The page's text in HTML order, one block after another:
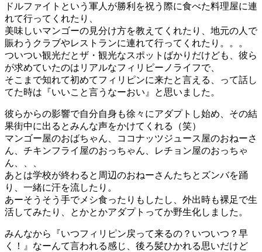
ドルファイトという軍人が勝利を祝う際に食べた料理屋に連
れて行ってくれたり、
美味しいマンゴーの見分け方を教えてくれたり、地元の人で
賑わうクラブやレストランに連れて行ってくれたり。。。
ついつい観光だとザ・観光なスポットばかりだけども、彼ら
が求めていたのはリアルなフィリピーノライフで、
そこまで知れて初めてフィリピンに来たと言える、って話し
てた時は『いいこと言うなーおい』と思いました。
彼らからの影響で自分自身も徐々にアダプトし始め、その結
果街中に出るとみんな声をかけてくれる（笑）
マンゴー屋のおばちゃん、ココナッツジュース屋のおねーさ
ん、チキンフライ屋のおっちゃん、レチョン屋のおっちゃ
ん、、、
あとは学校が終わると周辺のおねーさんたちとズンバを踊
り、一緒に汗を流したり。
あーそうそう手でメシ食ったりもしたし、外出時も裸足で生
活してみたり、とかとかアダプトってか野生化しました。
みんなから『いつフィリピン戻って来るの？いついつ？早
く！』なーんて言われる感じ、後ろ髪ひかれる思いだけど